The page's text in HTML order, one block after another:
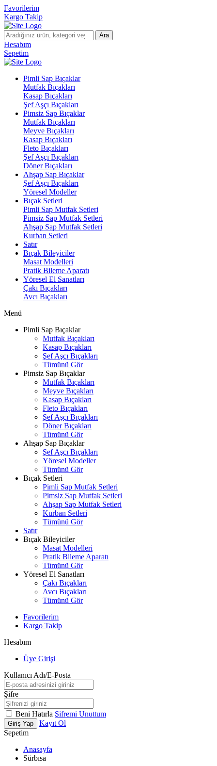
Favorilerim
Kargo Takip
Ara
Hesabım
Sepetim
Pimli Sap Bıçaklar
Mutfak Bıçakları
Kasap Bıçakları
Şef Aşçı Bıçakları
Pimsiz Sap Bıçaklar
Mutfak Bıçakları
Meyve Bıçakları
Kasap Bıçakları
Fleto Bıçakları
Şef Aşçı Bıçakları
Döner Bıçakları
Ahşap Sap Bıçaklar
Şef Aşçı Bıçakları
Yöresel Modeller
Bıçak Setleri
Pimli Sap Mutfak Setleri
Pimsiz Sap Mutfak Setleri
Ahşap Sap Mutfak Setleri
Kurban Setleri
Satır
Bıçak Bileyiciler
Masat Modelleri
Pratik Bileme Aparatı
Yöresel El Sanatları
Çakı Bıçakları
Avcı Bıçakları
Menü
Pimli Sap Bıçaklar
Mutfak Bıçakları
Kasap Bıçakları
Şef Aşçı Bıçakları
Tümünü Gör
Pimsiz Sap Bıçaklar
Mutfak Bıçakları
Meyve Bıçakları
Kasap Bıçakları
Fleto Bıçakları
Şef Aşçı Bıçakları
Döner Bıçakları
Tümünü Gör
Ahşap Sap Bıçaklar
Şef Aşçı Bıçakları
Yöresel Modeller
Tümünü Gör
Bıçak Setleri
Pimli Sap Mutfak Setleri
Pimsiz Sap Mutfak Setleri
Ahşap Sap Mutfak Setleri
Kurban Setleri
Tümünü Gör
Satır
Bıçak Bileyiciler
Masat Modelleri
Pratik Bileme Aparatı
Tümünü Gör
Yöresel El Sanatları
Çakı Bıçakları
Avcı Bıçakları
Tümünü Gör
Favorilerim
Kargo Takip
Hesabım
Üye Girişi
Kullanıcı Adı/E-Posta
Şifre
Beni Hatırla Şifremi Unuttum
Giriş Yap
Kayıt Ol
Sepetim
Anasayfa
Sürbısa